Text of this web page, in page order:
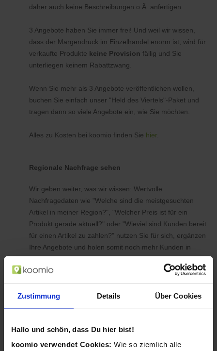
Zustimmung Details Über Cookies
Hallo und schön, dass Du hier bist!
koomio verwendet Cookies: Wie so ziemlich alle
daher auch keine Beschreibungen o.Ä. anfertigen.
3 Angebote haben Sie immer frei! Und weil wir wissen,
dass der Margendruck im Einzelhandel enorm ist, wird für
verkaufte Produkte keine Provision fällig und Sie
unterliegen keinem Rabattzwang.
Wenn Sie mehr als 3 Angebote veröffentlichen wollen,
buchen Sie einfach unser "Held des Viertels"-Paket und
tragen dann so viele Angebote ein, wie Sie möchten.
Alles zu Kosten bei koomio finden Sie hier.
Regionale Nachfrage sehen
Wir geben weiter, was wir wissen: Wertvolle
Nachfragedaten wie "Welche sind die meistgesuchten
Artikel in meiner Region?", "Welcher Preis ist für ein
Produkt gerade aktuell?" oder "Wieviel sind Kunden bereit
für einen Artikel zu zahlen?" nutzen Sie für sich, ergänzen
Ihre Angebote und holen somit noch mehr Kunden in
Ihren Laden.